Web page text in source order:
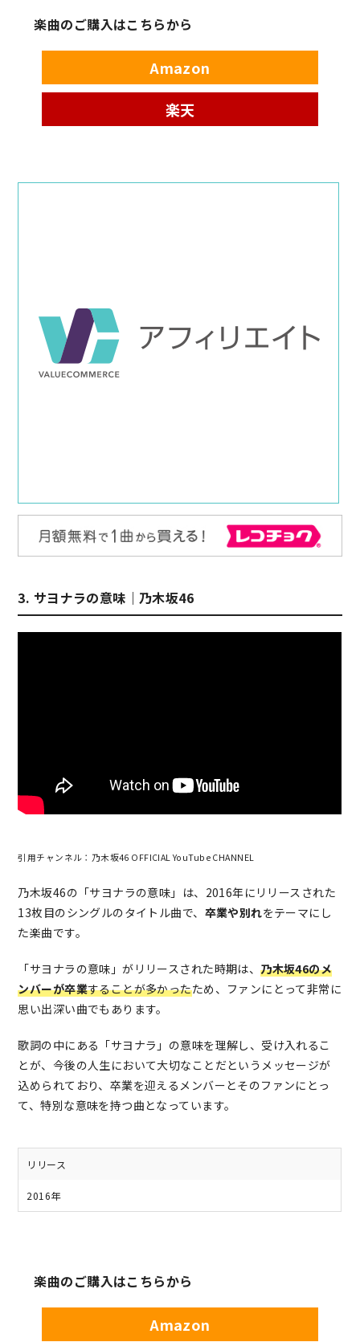
楽曲のご購入はこちらから
Amazon
楽天
3. サヨナラの意味｜乃木坂46
引用チャンネル：乃木坂46 OFFICIAL YouTube CHANNEL
乃木坂46の「サヨナラの意味」は、2016年にリリースされた
13枚目のシングルのタイトル曲で、 卒業や別れをテーマにし
た楽曲です。
「サヨナラの意味」がリリースされた時期は、乃木坂46のメ
ンバーが卒業することが多かったため、ファンにとって非常に
思い出深い曲でもあります。
歌詞の中にある「サヨナラ」の意味を理解し、受け入れるこ
とが、今後の人生において大切なことだというメッセージが
込められており、卒業を迎えるメンバーとそのファンにとっ
て、特別な意味を持つ曲となっています。
リリース
2016年
楽曲のご購入はこちらから
Amazon